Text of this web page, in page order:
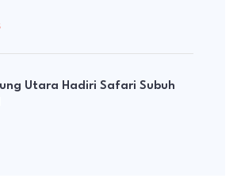
Utara Hadiri Safari Subuh